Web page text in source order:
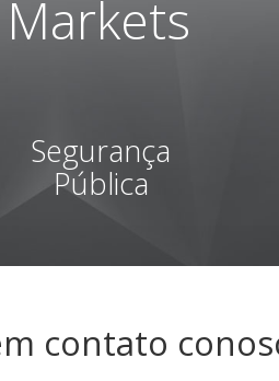
Markets
Segurança
Pública
contato